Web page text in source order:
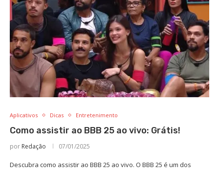
Aplicativos Dicas Entretenimento
Como assistir ao BBB 25 ao vivo: Grátis!
por Redação 07/01/2025
Descubra como assistir ao BBB 25 ao vivo. O BBB 25 é um dos